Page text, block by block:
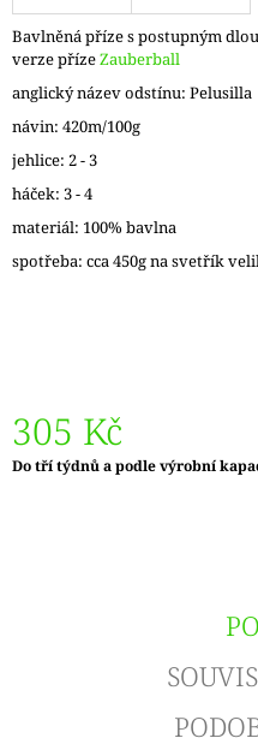
Bavlněná příze s postupným
verze přízeZauberball
anglický název odstínu: Pelusilla
návin: 420m/100g
jehlice: 2 - 3
háček: 3 - 4
materiál: 100% bavlna
spotřeba: cca 450g na svetřík
305 Kč
Měrná
Do tří týdnů a podle výrobní
J
E
M
E
ZAUBERBALL
100
TEEZEREMONIE
2249
350
Kč